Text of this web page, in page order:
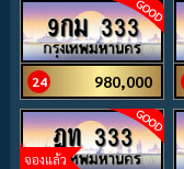
9กม 333
24 980,000
ฎท 333
จองแล้ว